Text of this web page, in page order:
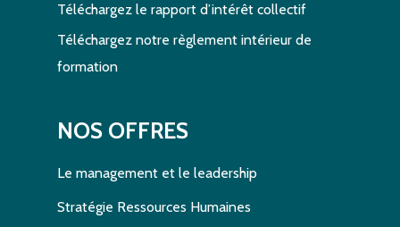
Téléchargez le rapport d’intérêt collectif
Téléchargez notre règlement intérieur de
formation
NOS OFFRES
Le management et le leadership
Stratégie Ressources Humaines